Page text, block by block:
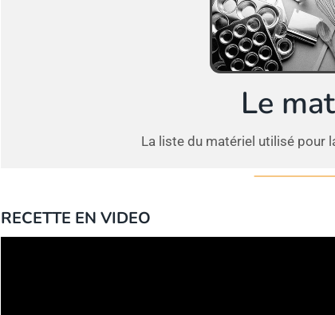
Le
La liste du matériel utilisé pour
RECETTE EN VIDEO